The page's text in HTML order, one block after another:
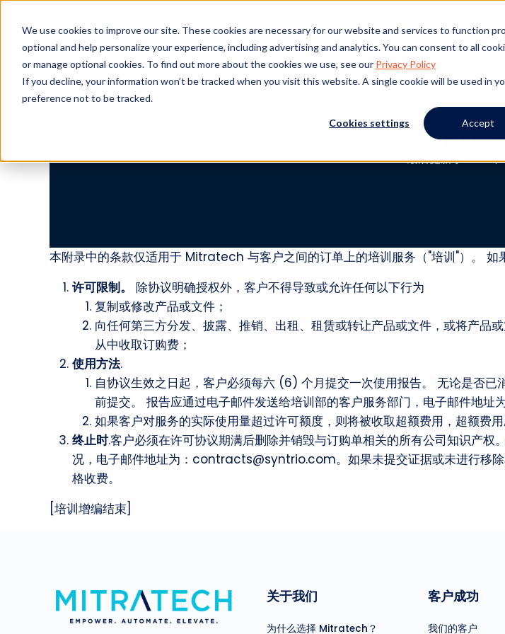
We use cookies to improve our site. These cookies are necessary for our website and services to function
optional and help personalize your experience, including advertising and analytics. You can consent to all
or manage optional cookies. To find out more about the cookies we use, see our Privacy Policy
If you decline, your information won’t be tracked when you visit this website. A single cookie will be used in
preference not to be tracked.
Cookies settings Accept
工业 解决方案 产品
培训
最后更新于2025
本附录中的条款仅适用于 Mitratech 与客户之间的订单上的培训服务（"培训"）。 如
许可限制。
除协议明确授权外，客户不得导致或允许任何以下行为
复制或修改产品或文件；
向任何第三方分发、披露、推销、出租、租赁或转让产品或文件，或将产品
从中收取订购费；
使用方法.
自协议生效之日起，客户必须每六 (6) 个月提交一次使用报告。 无论是否
前提交。 报告应通过电子邮件发送给培训部的客户服务部门，电子邮件地址
如果客户对服务的实际使用量超过许可额度，则将被收取超额费用，超额费
终止时.客户必须在许可协议期满后删除并销毁与订购单相关的所有公司知识产
况，电子邮件地址为： contracts@syntrio.com。如果未提交证据或未进行移
格收费。
[培训增编结束]
关于我们
为什么选择 Mitratech？
客户成功
我们的客户